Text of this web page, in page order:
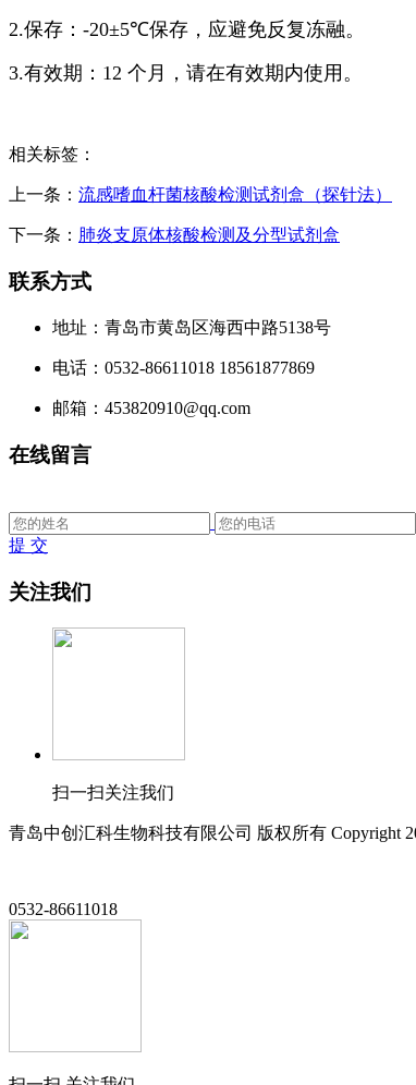
2.保存： -20±5℃保存，应避免反复冻融。
3.有效期： 12 个月，请在有效期内使用。
相关标签：
上一条： 流感嗜血杆菌核酸检测试剂盒（探针法）
下一条： 肺炎支原体核酸检测及分型试剂盒
联系方式
地址：青岛市黄岛区海西中路5138号
电话：0532-86611018 18561877869
邮箱：453820910@qq.com
在线留言
提 交
关注我们
扫一扫关注我们
青岛中创汇科生物科技有限公司 版权所有 Copyright
0532-86611018